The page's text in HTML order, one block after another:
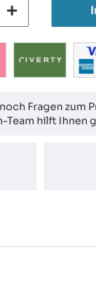
Fragen zum
Team hilft Ihnen